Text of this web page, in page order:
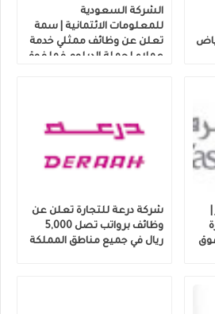
الشركة السعودية
للمعلومات الائتمانية | سمة
تعلن عن وظائف ممثلي خدمة
عملاء لحملة الدبلوم فما فوق
شركة درعة للتجارة تعلن عن
وظائف برواتب تصل 5,000
ريال في جميع مناطق المملكة